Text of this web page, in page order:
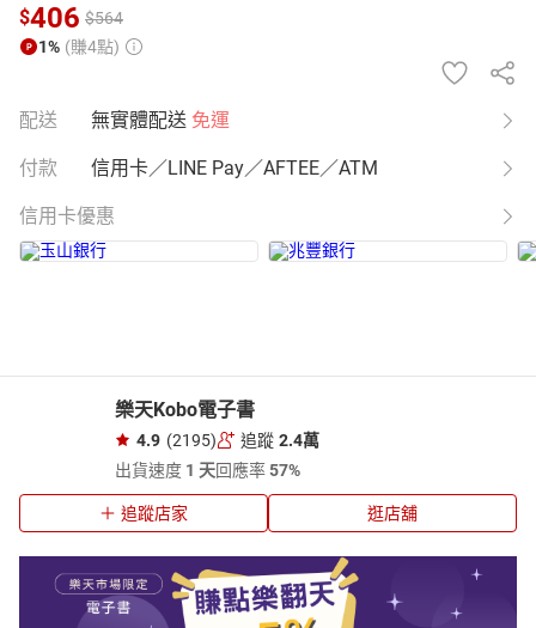
$406 $564
1% (賺4點)
配送 無實體配送 免運
付款 信用卡／LINE Pay／AFTEE／ATM
信用卡優惠
樂天Kobo電子書
4.9 (2195) 追蹤 2.4萬
出貨速度 1 天回應率57%
追蹤店家 逛店舖